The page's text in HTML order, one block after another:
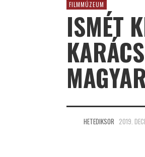
FILMMÚZEUM
ISMÉT
HETEDIKSOR 2019.